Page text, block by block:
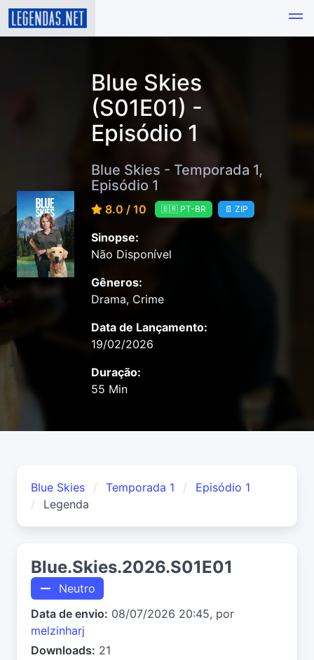
Blue Skies
(S01E01) -
Episódio 1
Blue Skies - Temporada 1,
Episódio 1
8.0 / 10 🇧🇷 PT-BR 📄 ZIP
Sinopse:
Não Disponível
Gêneros:
Drama, Crime
Data de Lançamento:
19/02/2026
Duração:
55 Min
Blue Skies Temporada 1
Episódio 1
Legenda
Blue.Skies.2026.S01E01
Neutro
Data de envio: 08/07/2026 20:45, por
melzinharj
Downloads: 21